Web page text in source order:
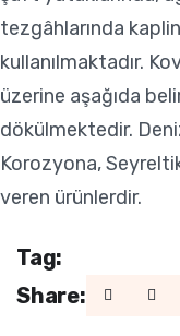
tezgâhlarında
kullanılmaktadır.
üzerine aşağıda
dökülmektedir.
Korozyona,
veren ürünlerdir.
Tag:
Share: